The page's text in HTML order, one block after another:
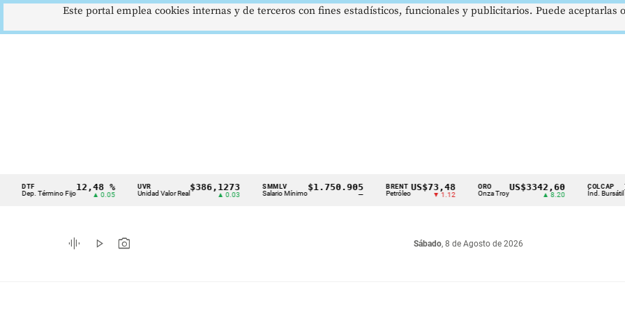
Cintillo
indicadores
económicos
Término Fijo
12,48 %
▲ 0.05
UVR
Unidad Valor Real
$386,1273 SMMLV
Salario Mínimo
$1.750.905 BRENT
Petróleo
US$73,48
▼ 1.12
ORO
Onza Troy
US$3342,60 COLCAP
Índ. Bursátil
graphic_eq play_arrow photo_camera Sábado, 8 de Agosto de 2026
Este portal emplea cookies internas y de terceros con fines estadísticos, funcionales y publicitarios. Puede aceptarlas